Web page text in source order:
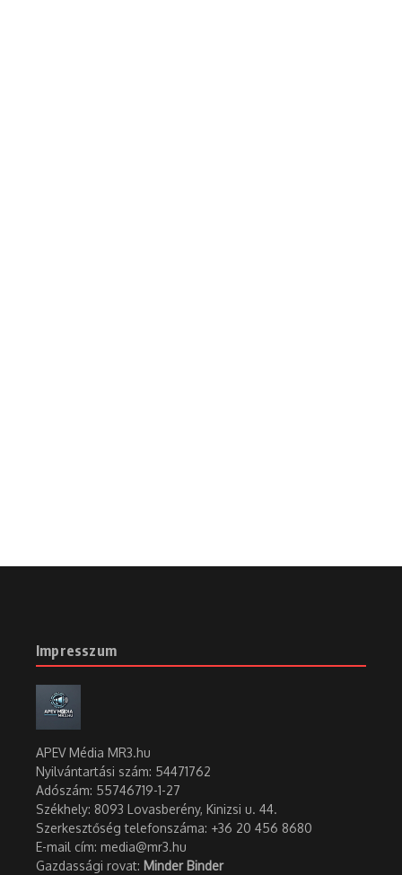
Impresszum
APEV Média MR3.hu
Nyilvántartási szám: 54471762
Adószám: 55746719-1-27
Székhely: 8093 Lovasberény, Kinizsi u. 44.
Szerkesztőség telefonszáma: +36 20 456 8680
E-mail cím: media@mr3.hu
Gazdassági rovat: Minder Binder